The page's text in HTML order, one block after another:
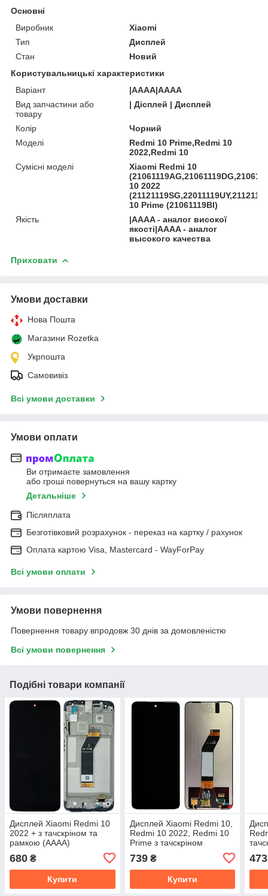
Основні
Виробник
Xiaomi
Тип
Дисплей
Стан
Новий
Користувальницькі характеристики
Варіант
|AAAA|AAAA
Вид запчастини або
товару
| Дісплей | Дисплей
Колір
Чорний
Моделі
Redmi 10 Prime,Redmi 10
2022,Redmi 10
Сумісні моделі
Xiaomi Redmi 10
10 2022
10 Prime (21061119BI)
Якість
|AAAA - аналог високої
якості|AAAA - аналог
высокого качества
Приховати
Умови доставки
Нова Пошта
Магазини Rozetka
Укрпошта
Самовивіз
Всі умови доставки
Умови оплати
Ви отримаєте замовлення
або гроші повернуться на вашу картку
Детальніше
Післяплата
Безготівковий розрахунок - переказ на картку / рахунок
Оплата картою Visa, Mastercard - WayForPay
Всі умови оплати
Умови повернення
Повернення товару впродовж 30 днів за домовленістю
Всі умови повернення
Подібні товари компанії
Дисплей Xiaomi Redmi 10
2022 + з тачскріном та
рамкою (AAAA)
680 ₴
Купити
Дисплей Xiaomi Redmi 10,
Redmi 10 2022, Redmi 10
Prime з тачскріном
739₴
Купити
473